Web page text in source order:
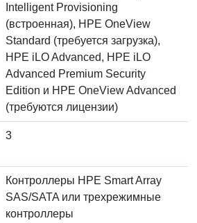
Intelligent Provisioning
(встроенная), HPE OneView
Standard (требуется загрузка),
HPE iLO Advanced, HPE iLO
Advanced Premium Security
Edition и HPE OneView Advanced
(требуются лицензии)
3
Контроллеры HPE Smart Array
SAS/SATA или трехрежимные
контроллеры